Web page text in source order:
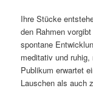
Ihre Stücke
den Rahmen
spontane
meditativ und
Publikum erwartet
Lauschen als auch